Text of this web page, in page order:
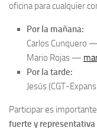
oficina para cualquier
Por la mañana:
Carlos Cunquero
Mario Rojas —
Por la tarde:
Jesús (CGT-
Participar es
fuerte y